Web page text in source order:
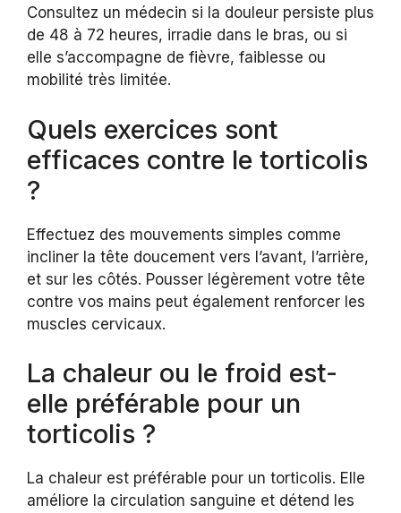
Consultez un médecin si la douleur persiste plus
de 48 à 72 heures, irradie dans le bras, ou si
elle s’accompagne de fièvre, faiblesse ou
mobilité très limitée.
Quels exercices sont
efficaces contre le torticolis
?
Effectuez des mouvements simples comme
incliner la tête doucement vers l’avant, l’arrière,
et sur les côtés. Pousser légèrement votre tête
contre vos mains peut également renforcer les
muscles cervicaux.
La chaleur ou le froid est-
elle préférable pour un
torticolis ?
La chaleur est préférable pour un torticolis. Elle
améliore la circulation sanguine et détend les